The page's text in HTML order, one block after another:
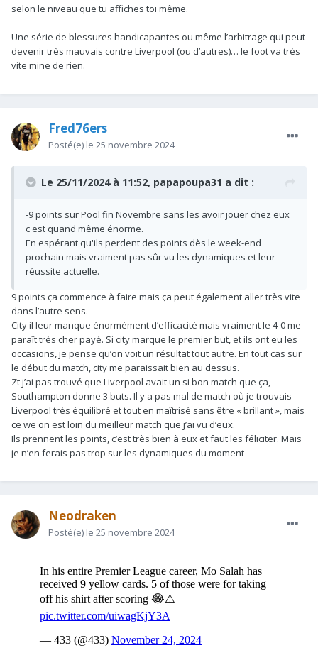
selon le niveau que tu affiches toi même.
Une série de blessures handicapantes ou même l’arbitrage qui peut
devenir très mauvais contre Liverpool (ou d’autres)… le foot va très
vite mine de rien.
Fred76ers
Posté(e) le 25 novembre 2024
Le 25/11/2024 à 11:52, papapoupa31 a dit :
-9 points sur Pool fin Novembre sans les avoir jouer chez eux
c'est quand même énorme.
En espérant qu'ils perdent des points dès le week-end
prochain mais vraiment pas sûr vu les dynamiques et leur
réussite actuelle.
9 points ça commence à faire mais ça peut également aller très vite
dans l’autre sens.
City il leur manque énormément d’efficacité mais vraiment le 4-0 me
paraît très cher payé. Si city marque le premier but, et ils ont eu les
occasions, je pense qu’on voit un résultat tout autre. En tout cas sur
le début du match, city me paraissait bien au dessus.
Zt j’ai pas trouvé que Liverpool avait un si bon match que ça,
Southampton donne 3 buts. Il y a pas mal de match où je trouvais
Liverpool très équilibré et tout en maîtrisé sans être « brillant », mais
ce we on est loin du meilleur match que j’ai vu d’eux.
Ils prennent les points, c’est très bien à eux et faut les féliciter. Mais
je n’en ferais pas trop sur les dynamiques du moment
Neodraken
Posté(e) le 25 novembre 2024